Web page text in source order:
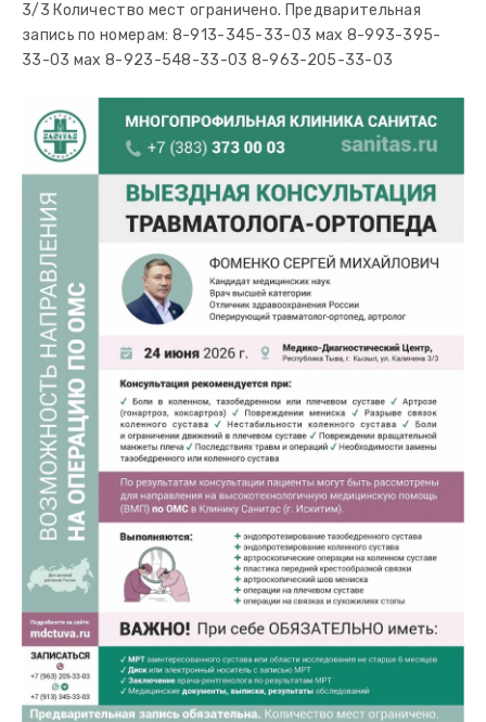
3/3 Количество мест ограничено. Предварительная
запись по номерам: 8-913-345-33-03 мах 8-993-395-
33-03 мах 8-923-548-33-03 8-963-205-33-03